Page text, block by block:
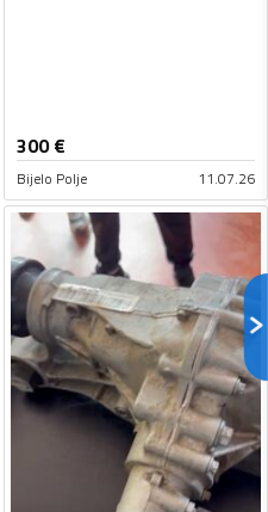
300€
Bijelo Polje 11.07.26